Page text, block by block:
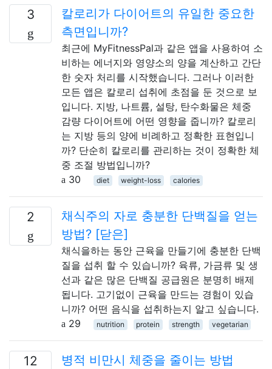
3
칼로리가 다이어트의 유일한 중요한
측면입니까?
최근에 MyFitnessPal과 같은 앱을 사용하여 소
비하는 에너지와 영양소의 양을 계산하고 간단
한 숫자 처리를 시작했습니다. 그러나 이러한
모든 앱은 칼로리 섭취에 초점을 둔 것으로 보
입니다. 지방, 나트륨, 설탕, 탄수화물은 체중
감량 다이어트에 어떤 영향을 줍니까? 칼로리
는 지방 등의 양에 비례하고 정확한 표현입니
까? 단순히 칼로리를 관리하는 것이 정확한 체
중 조절 방법입니까?
30
diet weight-loss calories
2
채식주의 자로 충분한 단백질을 얻는
방법? [닫은]
채식을하는 동안 근육을 ​​만들기에 충분한 단백
질을 섭취 할 수 있습니까? 육류, 가금류 및 생
선과 같은 많은 단백질 공급원은 분명히 배제
됩니다. 고기없이 근육을 만드는 경험이 있습
니까? 어떤 음식을 섭취하는지 알고 싶습니다.
29
nutrition protein strength vegetarian
12 병적 비만시 체중을 줄이는 방법